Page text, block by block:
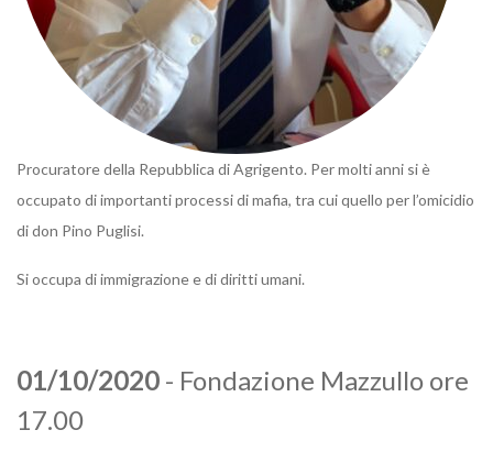
Procuratore della Repubblica di Agrigento. Per molti anni si è
occupato di importanti processi di mafia, tra cui quello per l’omicidio
di don Pino Puglisi.
Si occupa di immigrazione e di diritti umani.
01/10/2020 - Fondazione Mazzullo ore
17.00